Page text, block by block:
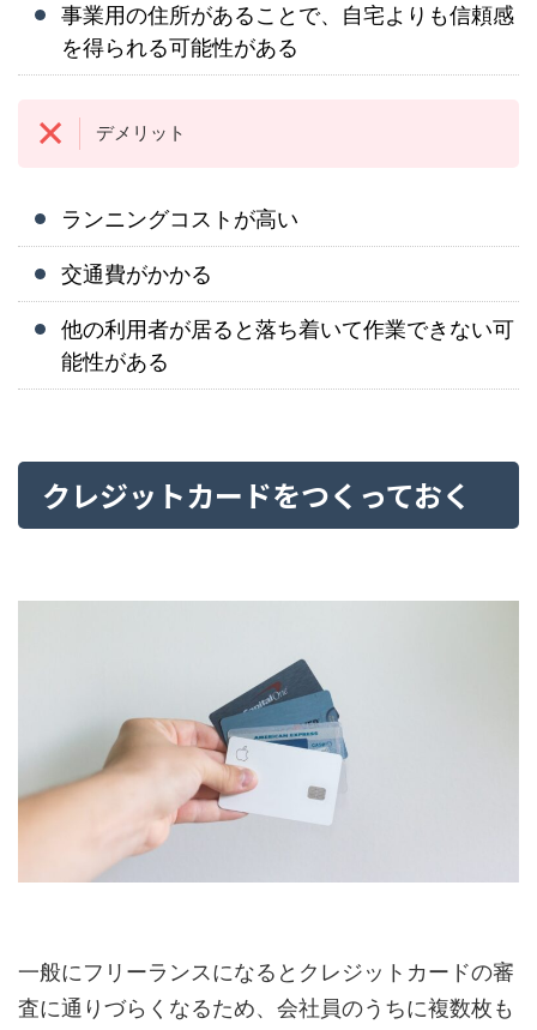
事業用の住所があることで、自宅よりも信頼感
を得られる可能性がある
デメリット
ランニングコストが高い
交通費がかかる
他の利用者が居ると落ち着いて作業できない可
能性がある
クレジットカードをつくっておく
一般にフリーランスになるとクレジットカードの審
査に通りづらくなるため、会社員のうちに複数枚も